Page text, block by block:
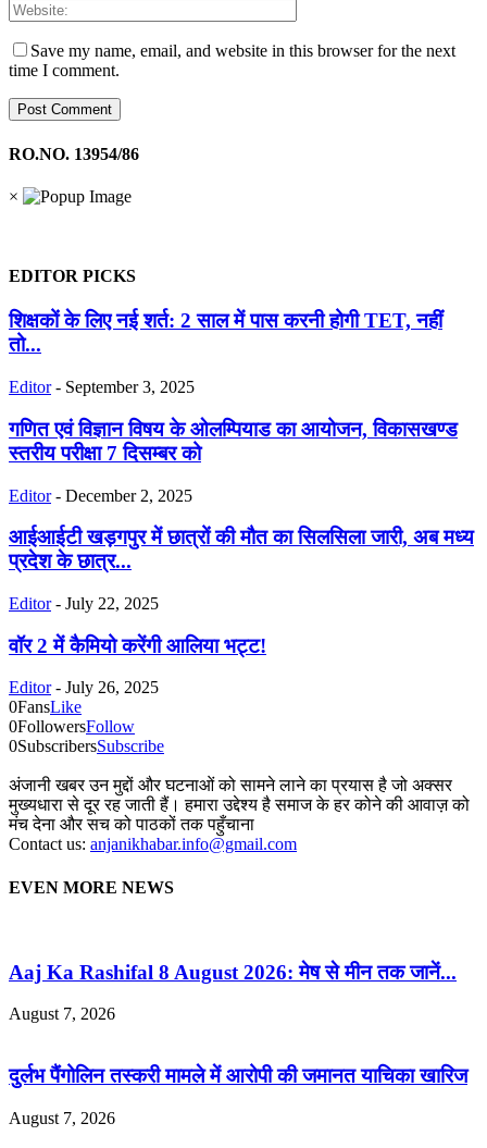
Save my name, email, and website in this browser for the next
time I comment.
RO.NO. 13954/86
×
EDITOR PICKS
शिक्षकों के लिए नई शर्त: 2 साल में पास करनी होगी TET, नहीं
तो...
Editor - September 3, 2025
गणित एवं विज्ञान विषय के ओलम्पियाड का आयोजन, विकासखण्ड
स्तरीय परीक्षा 7 दिसम्बर को
Editor - December 2, 2025
आईआईटी खड़गपुर में छात्रों की मौत का सिलसिला जारी, अब मध्य
प्रदेश के छात्र...
Editor - July 22, 2025
वॉर 2 में कैमियो करेंगी आलिया भट्ट!
Editor - July 26, 2025
0FansLike
0FollowersFollow
0SubscribersSubscribe
अंजानी खबर उन मुद्दों और घटनाओं को सामने लाने का प्रयास है जो अक्सर
मुख्यधारा से दूर रह जाती हैं। हमारा उद्देश्य है समाज के हर कोने की आवाज़ को
मंच देना और सच को पाठकों तक पहुँचाना
Contact us: anjanikhabar.info@gmail.com
EVEN MORE NEWS
Aaj Ka Rashifal 8 August 2026: मेष से मीन तक जानें...
August 7, 2026
दुर्लभ पैंगोलिन तस्करी मामले में आरोपी की जमानत याचिका खारिज
August 7, 2026